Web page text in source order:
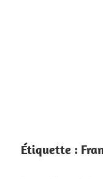
Étiquette :